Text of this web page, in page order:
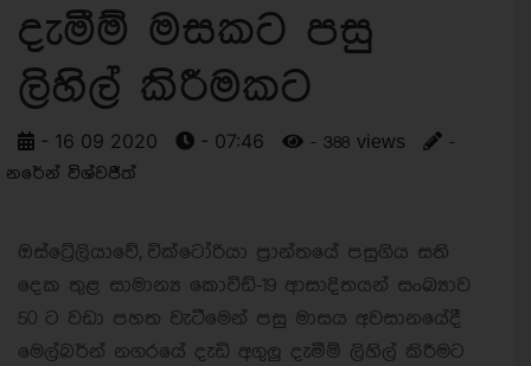
දැමීම් මසකට පසු
ලිහිල් කිරීමකට
- 16 09 2020 - 07:46 - 388 views
-
නරේන් විශ්වජීත්
ඔස්ට්‍රේලියාවේ, වික්ටෝරියා ප්‍රාන්තයේ පසුගිය සති
දෙක තුළ සාමාන්‍ය කොවිඩ්-19 ආසාදිතයන් සංඛ්‍යාව
50 ට වඩා පහත වැටීමෙන් පසු මාසය අවසානයේදී
මෙල්බර්න් නගරයේ දැඩි අගුලු දැමීම් ලිහිල් කිරීමට